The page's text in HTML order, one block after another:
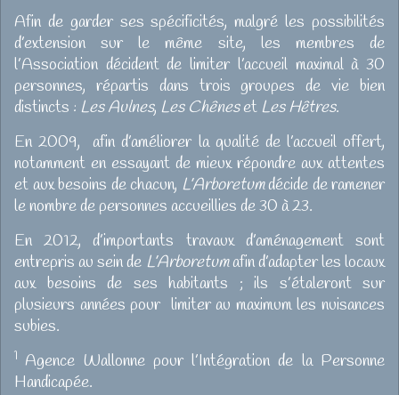
Afin de garder ses spécificités, malgré les possibilités
d’extension sur le même site, les membres de
l’Association décident de limiter l’accueil maximal à 30
personnes, répartis dans trois groupes de vie bien
distincts : Les Aulnes, Les Chêneset Les Hêtres.
En 2009, afin d’améliorer la qualité de l’accueil offert,
notamment en essayant de mieux répondre aux attentes
et aux besoins de chacun, L’Arboretumdécide de ramener
le nombre de personnes accueillies de 30 à 23.
En 2012, d’importants travaux d’aménagement sont
entrepris au sein de L’Arboretumafin d’adapter les locaux
aux besoins de ses habitants ; ils s’étaleront sur
plusieurs années pour limiter au maximum les nuisances
subies.
1 Agence Wallonne pour l’Intégration de la Personne
Handicapée.